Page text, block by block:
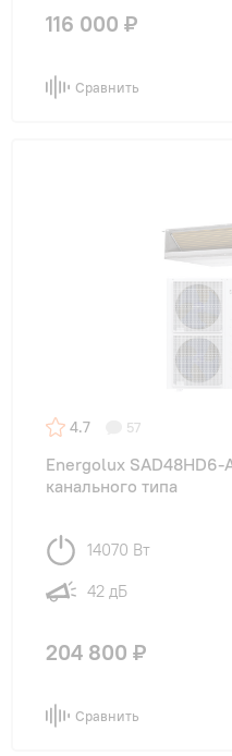
116 000 ₽
Сравнить
4.7 57
Energolux SAD48HD6-
канального типа
14070 Вт
42 дБ
204 800 ₽
Сравнить